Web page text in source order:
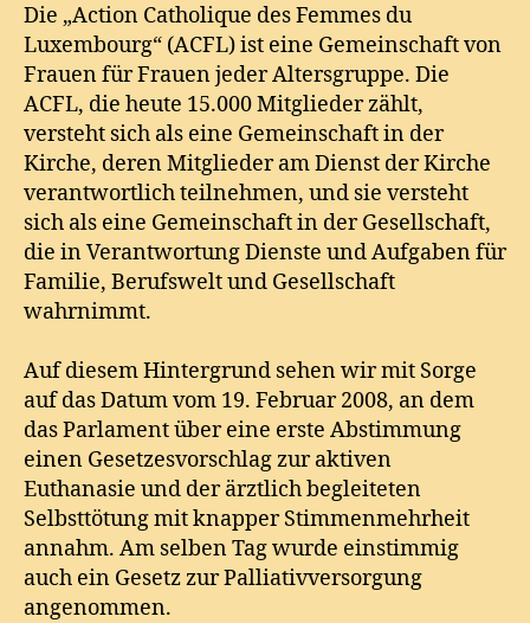
Die „Action Catholique des Femmes du
Luxembourg“ (ACFL) ist eine Gemeinschaft von
Frauen für Frauen jeder Altersgruppe. Die
ACFL, die heute 15.000 Mitglieder zählt,
versteht sich als eine Gemeinschaft in der
Kirche, deren Mitglieder am Dienst der Kirche
verantwortlich teilnehmen, und sie versteht
sich als eine Gemeinschaft in der Gesellschaft,
die in Verantwortung Dienste und Aufgaben für
Familie, Berufswelt und Gesellschaft
wahrnimmt.
Auf diesem Hintergrund sehen wir mit Sorge
auf das Datum vom 19. Februar 2008, an dem
das Parlament über eine erste Abstimmung
einen Gesetzesvorschlag zur aktiven
Euthanasie und der ärztlich begleiteten
Selbsttötung mit knapper Stimmenmehrheit
annahm. Am selben Tag wurde einstimmig
auch ein Gesetz zur Palliativversorgung
angenommen.